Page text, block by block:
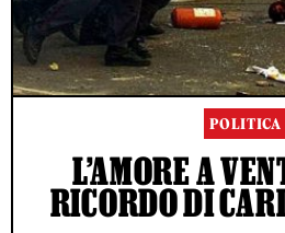
POLITICA
L’AMORE A
RICORDO DI